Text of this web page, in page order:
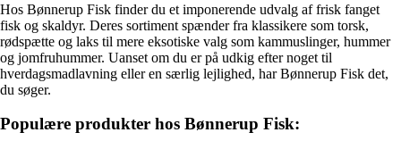
Hos Bønnerup Fisk finder du et imponerende udvalg af frisk fanget
fisk og skaldyr. Deres sortiment spænder fra klassikere som torsk,
rødspætte og laks til mere eksotiske valg som kammuslinger, hummer
og jomfruhummer. Uanset om du er på udkig efter noget til
hverdagsmadlavning eller en særlig lejlighed, har Bønnerup Fisk det,
du søger.
Populære produkter hos Bønnerup Fisk: